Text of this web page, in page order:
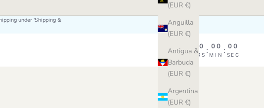
(EUR €)
Anguilla
(EUR €)
Antigua &
Barbuda
(EUR €)
Argentina
(EUR €)
under 'Shipping &
DAY
: 00
HRS
: 00
MIN
: 00
SEC